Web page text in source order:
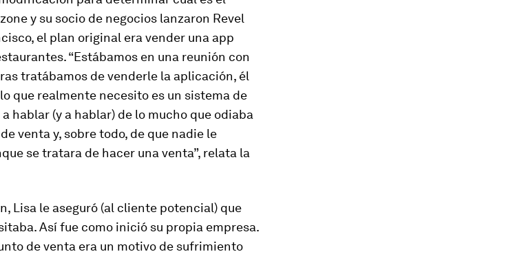
y su socio de negocios lanzaron Revel
el plan original era vender una app
“Estábamos en una reunión con
tratábamos de venderle la aplicación, él
que realmente necesito es un sistema de
a hablar (y a hablar) de lo mucho que odiaba
venta y, sobre todo, de que nadie le
se tratara de hacer una venta”, relata la
Lisa le aseguró (al cliente potencial) que
Así fue como inició su propia empresa.
de venta era un motivo de sufrimiento